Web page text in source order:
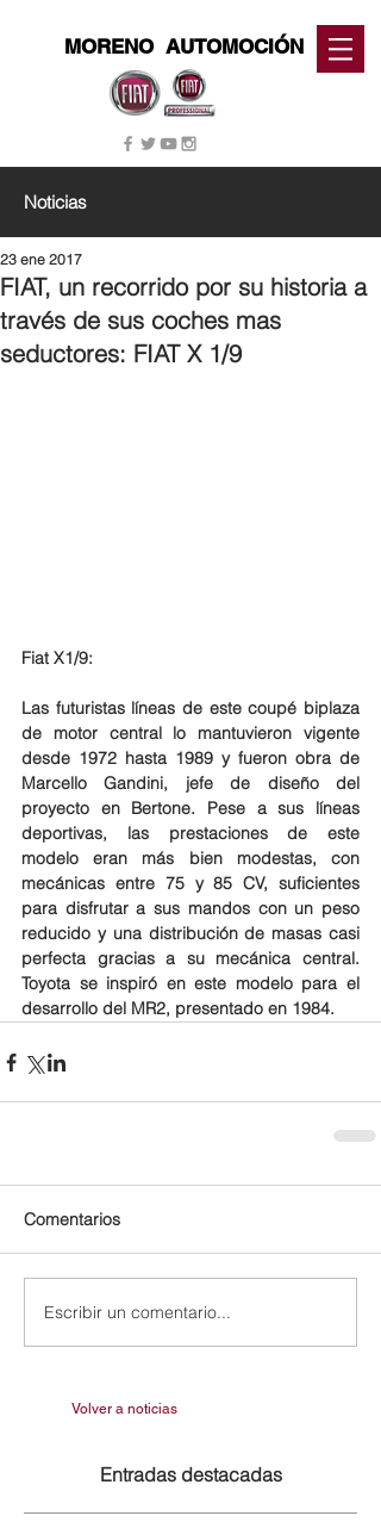
MORENO AUTOMOCIÓN
Noticias
FIAT, un recorrido por su historia a
través de sus coches mas
seductores: FIAT X 1/9
23 ene 2017
Fiat X1/9:
Las futuristas líneas de este coupé biplaza
de motor central lo mantuvieron vigente
desde 1972 hasta 1989 y fueron obra de
Marcello Gandini, jefe de diseño del
proyecto en Bertone. Pese a sus líneas
deportivas, las prestaciones de este
modelo eran más bien modestas, con
mecánicas entre 75 y 85 CV, suficientes
para disfrutar a sus mandos con un peso
reducido y una distribución de masas casi
perfecta gracias a su mecánica central.
Toyota se inspiró en este modelo para el
desarrollo del MR2, presentado en 1984.
Comentarios
Escribir un comentario...
Volver a noticias
Entradas destacadas